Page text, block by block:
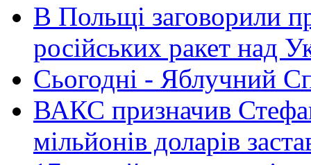
В Польщі заговорили
російських ракет над
Сьогодні - Яблучний
ВАКС призначив
мільйонів доларів